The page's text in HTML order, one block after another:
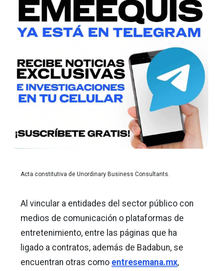
Acta constitutiva de Unordinary Business Consultants.
Al vincular a entidades del sector público con
medios de comunicación o plataformas de
entretenimiento, entre las páginas que ha
ligado a contratos, además de Badabun, se
encuentran otras como entresemana.mx,